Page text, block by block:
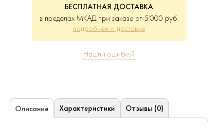
БЕСПЛАТНАЯ ДОСТАВКА
в пределах МКАД при заказе от 5'000 руб.
подробнее о доставке
Нашли ошибку?
Описание Характеристики Отзывы (0)